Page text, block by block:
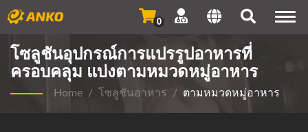
0
โซลูชันอุปกรณ์การแปรรูปอาหารที่
ครอบคลุม แบ่งตามหมวดหมู่อาหาร
Home / โซลูชันอาหาร / ตามหมวดหมู่อาหาร